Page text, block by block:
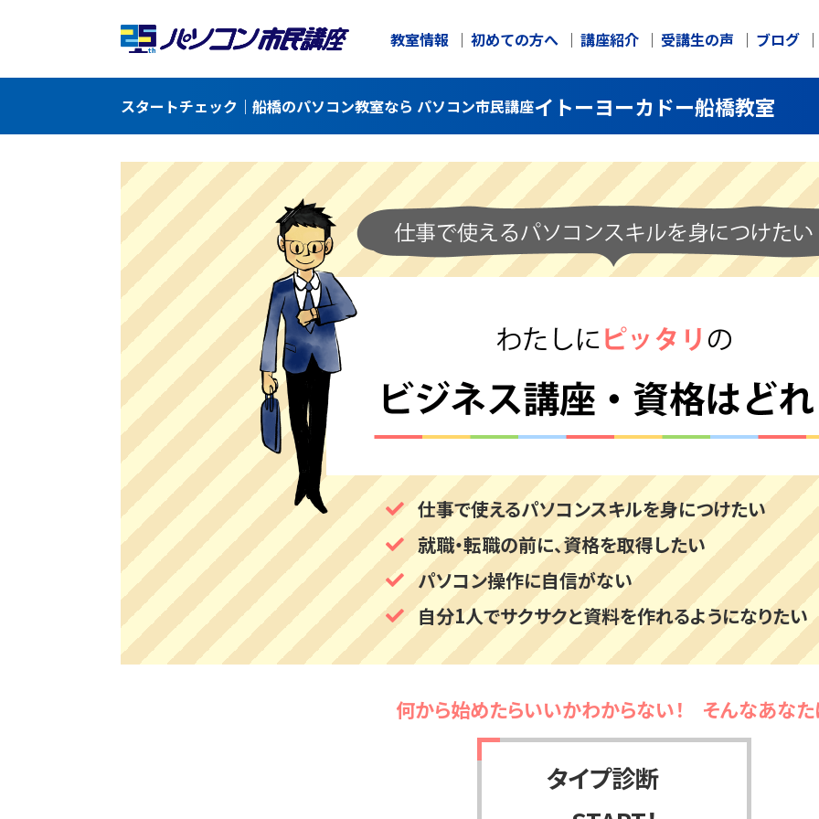
教室情報 初めての方へ 講座紹介 受講生の声 ブログ
スタートチェック｜船橋のパソコン教室なら パソコン市民講座イトーヨーカドー船橋教室
仕事で使えるパソコンスキルを身につけたい
就職・転職の前に、資格を取得したい
パソコン操作に自信がない
自分1人でサクサクと資料を作れるようになりたい
何から始めたらいいかわからない！ そんなあな
タイプ診断